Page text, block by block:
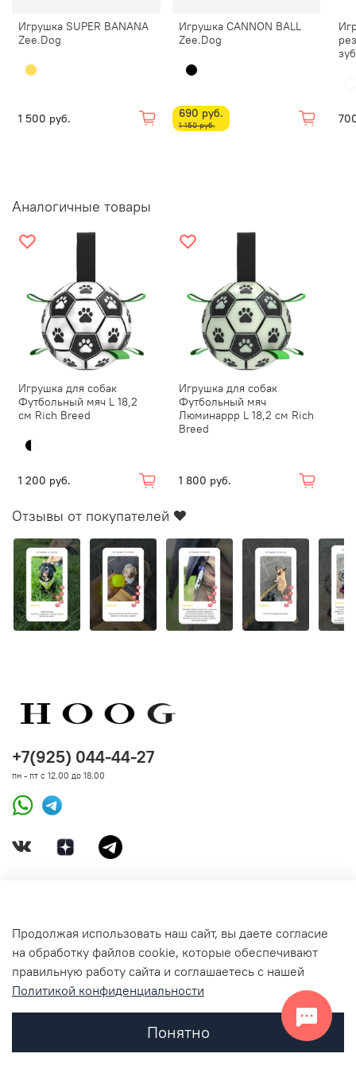
Игрушка SUPER BANANA
Zee.Dog
1 500 руб.
Игрушка CANNON BALL
Zee.Dog
690 руб.
1 150 руб.
Аналогичные товары
Игрушка для собак
Футбольный мяч L 18,2
см Rich Breed
1 200 руб.
Игрушка для собак
Футбольный мяч
Люминаррр L 18,2 см Rich
Breed
1 800 руб.
Отзывы от покупателей ❤️
СВЯЗАТЬСЯ С НАМИ
+7(925) 044-44-27
пн - пт с 12.00 до 18.00
Продолжая использовать наш сайт, вы даете согласие
на обработку файлов cookie, которые обеспечивают
правильную работу сайта и соглашаетесь с нашей
Политикой конфиденциальности
Понятно